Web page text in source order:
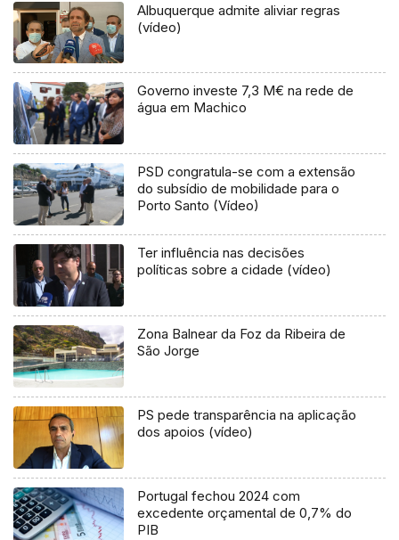
Albuquerque admite aliviar regras
(vídeo)
Governo investe 7,3 M€ na rede de
água em Machico
PSD congratula-se com a extensão
do subsídio de mobilidade para o
Porto Santo (Vídeo)
Ter influência nas decisões
políticas sobre a cidade (vídeo)
Zona Balnear da Foz da Ribeira de
São Jorge
PS pede transparência na aplicação
dos apoios (vídeo)
Portugal fechou 2024 com
excedente orçamental de 0,7% do
PIB